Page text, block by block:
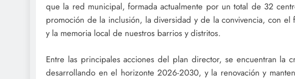
que la red municipal, formada actualmente por un total de 32
promoción de la inclusión, la diversidad y de la convivencia, con el
y la memoria local de nuestros barrios y distritos.
Entre las principales acciones del plan director, se encuentran la
desarrollando en el horizonte 2026-2030, y la renovación y